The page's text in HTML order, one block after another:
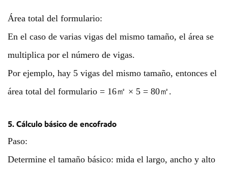
Área total del formulario:
En el caso de varias vigas del mismo tamaño, el área se
multiplica por el número de vigas.
Por ejemplo, hay 5 vigas del mismo tamaño, entonces el
área total del formulario = 16㎡ × 5 = 80㎡.
5. Cálculo básico de encofrado
Paso:
Determine el tamaño básico: mida el largo, ancho y alto